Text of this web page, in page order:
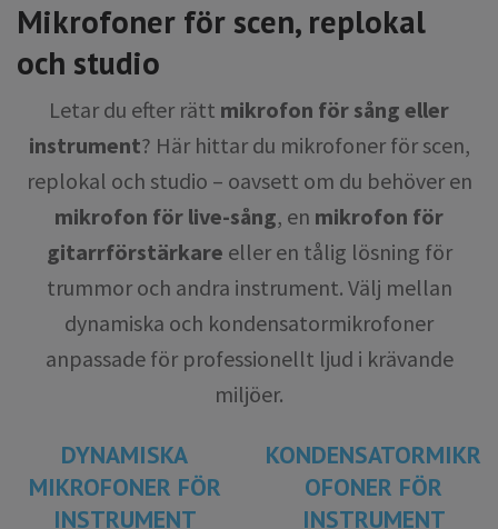
Mikrofoner för scen, replokal
och studio
Letar du efter rätt mikrofon för sång eller
instrument? Här hittar du mikrofoner för scen,
replokal och studio – oavsett om du behöver en
mikrofon för live-sång, en mikrofon för
gitarrförstärkare eller en tålig lösning för
trummor och andra instrument. Välj mellan
dynamiska och kondensatormikrofoner
anpassade för professionellt ljud i krävande
miljöer.
DYNAMISKA
MIKROFONER FÖR
INSTRUMENT
KONDENSATORMIKR
OFONER FÖR
INSTRUMENT